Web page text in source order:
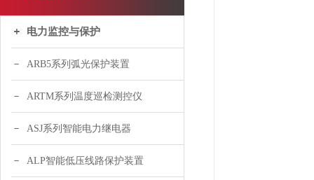
电力监控与保护
ARB5系列弧光保护装置
ARTM系列温度巡检测控仪
ASJ系列智能电力继电器
ALP智能低压线路保护装置